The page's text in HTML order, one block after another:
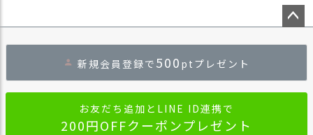
ジト
へ
新規会員登録で 500 ptプレゼント
お友だち追加とLINE ID連携で
200円OFFクーポンプレゼント